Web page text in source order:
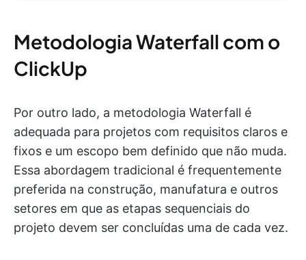
Metodologia Waterfall com o
ClickUp
Por outro lado, a metodologia Waterfall é
adequada para projetos com requisitos claros e
fixos e um escopo bem definido que não muda.
Essa abordagem tradicional é frequentemente
preferida na construção, manufatura e outros
setores em que as etapas sequenciais do
projeto devem ser concluídas uma de cada vez.